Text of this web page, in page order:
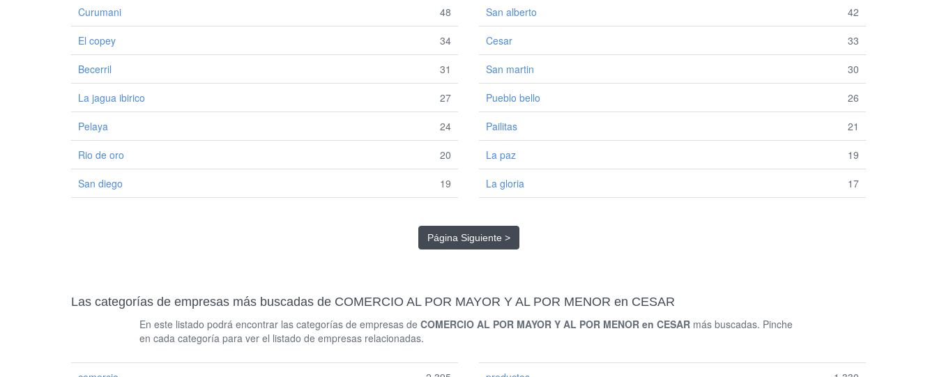
Curumani 48
El copey 34
Becerril 31
La jagua ibirico 27
Pelaya 24
Rio de oro 20
San diego 19
San alberto 42
Cesar 33
San martin 30
Pueblo bello 26
Pailitas 21
La paz 19
La gloria 17
Página Siguiente >
Las categorías de empresas más buscadas de COMERCIO AL POR MAYOR Y AL POR MENOR en CESAR
En este listado podrá encontrar las categorías de empresas de COMERCIO AL POR MAYOR Y AL POR MENOR en CESARmás buscadas. Pinche
en cada categoría para ver el listado de empresas relacionadas.